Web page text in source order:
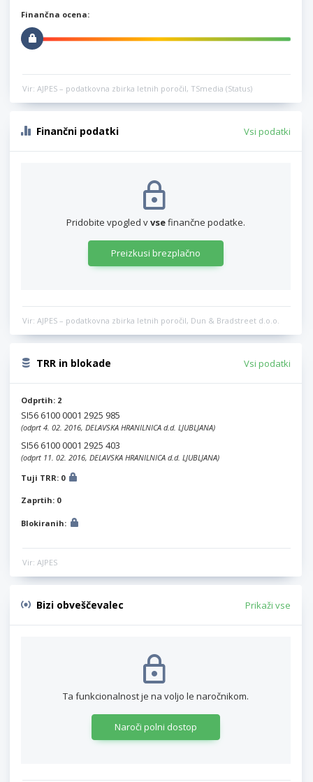
Finančna ocena:
Vir: AJPES – podatkovna zbirka letnih poročil, TSmedia (Status)
Finančni podatki Vsi podatki
Pridobite vpogled vvsefinančne podatke.
Preizkusi brezplačno
Vir: AJPES – podatkovna zbirka letnih poročil, Dun & Bradstreet d.o.o.
TRR in blokade Vsi podatki
Odprtih: 2
SI56 6100 0001 2925 985
(odprt 4. 02. 2016, DELAVSKA HRANILNICA d.d. LJUBLJANA)
SI56 6100 0001 2925 403
(odprt 11. 02. 2016, DELAVSKA HRANILNICA d.d. LJUBLJANA)
Tuji TRR: 0
Zaprtih: 0
Blokiranih:
Vir: AJPES
Bizi obveščevalec Prikaži vse
Ta funkcionalnost je na voljo le naročnikom.
Naroči polni dostop